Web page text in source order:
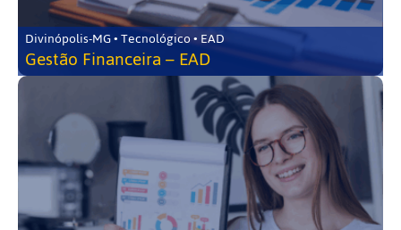
Divinópolis-MG • Tecnológico • EAD
Gestão Financeira – EAD